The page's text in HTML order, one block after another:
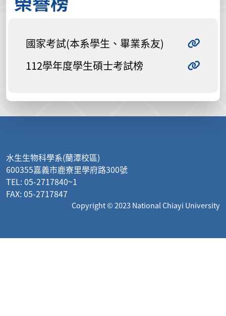
國家考試(本系學生、畢業系友)
112學年度學生碩士考試榜
水生生物科學系(蘭潭校區)
600355嘉義市鹿寮里學府路300號
TEL: 05-2717840~1
FAX: 05-2717847
Copyright © 2023 National Chiayi University